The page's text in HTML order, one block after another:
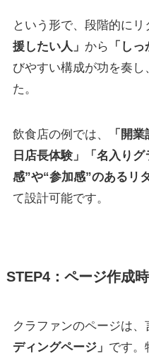
という形で、段階的にリ
援したい人」 から 「し
びやすい構成が功を奏
た。
飲食店の例では、
「開
日店長体験」「名入りグ
感”や“参加感”のあるリ
て設計可能です。
STEP4：ページ作成
クラファンのページは、
ディングページ」 です。